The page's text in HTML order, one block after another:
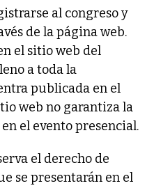
al congreso y
de la página web.
el sitio web del
a toda la
publicada en el
web no garantiza la
el evento presencial.
el derecho de
se presentarán en el